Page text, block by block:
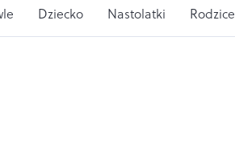
Dziecko Nastolatki Rodzice